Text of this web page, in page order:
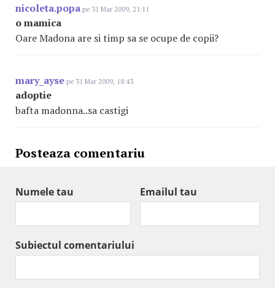
nicoleta.popa pe 31 Mar 2009, 21:11
o mamica
Oare Madona are si timp sa se ocupe de copii?
mary_ayse pe 31 Mar 2009, 18:43
adoptie
bafta madonna..sa castigi
Posteaza comentariu
Numele tau Emailul tau
Subiectul comentariului